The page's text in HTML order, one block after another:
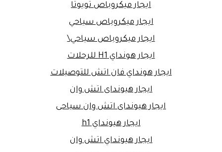
ايجار ميكروباص تويوتا
ايجار ميكروباص سياحي
ايجار ميكروباص سياحي\
ايجار هونداي H1 للرحلات
ايجار هونداي فان اتش للتوصيلات
ايجار هيونداى اتش وان
ايجار هيونداى اتش وان سياحى
ايجار هيونداي h1
ايجار هيونداي اتش وان